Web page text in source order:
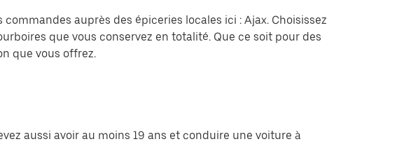
auprès des épiceries locales ici : Ajax. Choisissez
que vous conservez en totalité. Que ce soit pour des
que vous offrez.
aussi avoir au moins 19 ans et conduire une voiture à